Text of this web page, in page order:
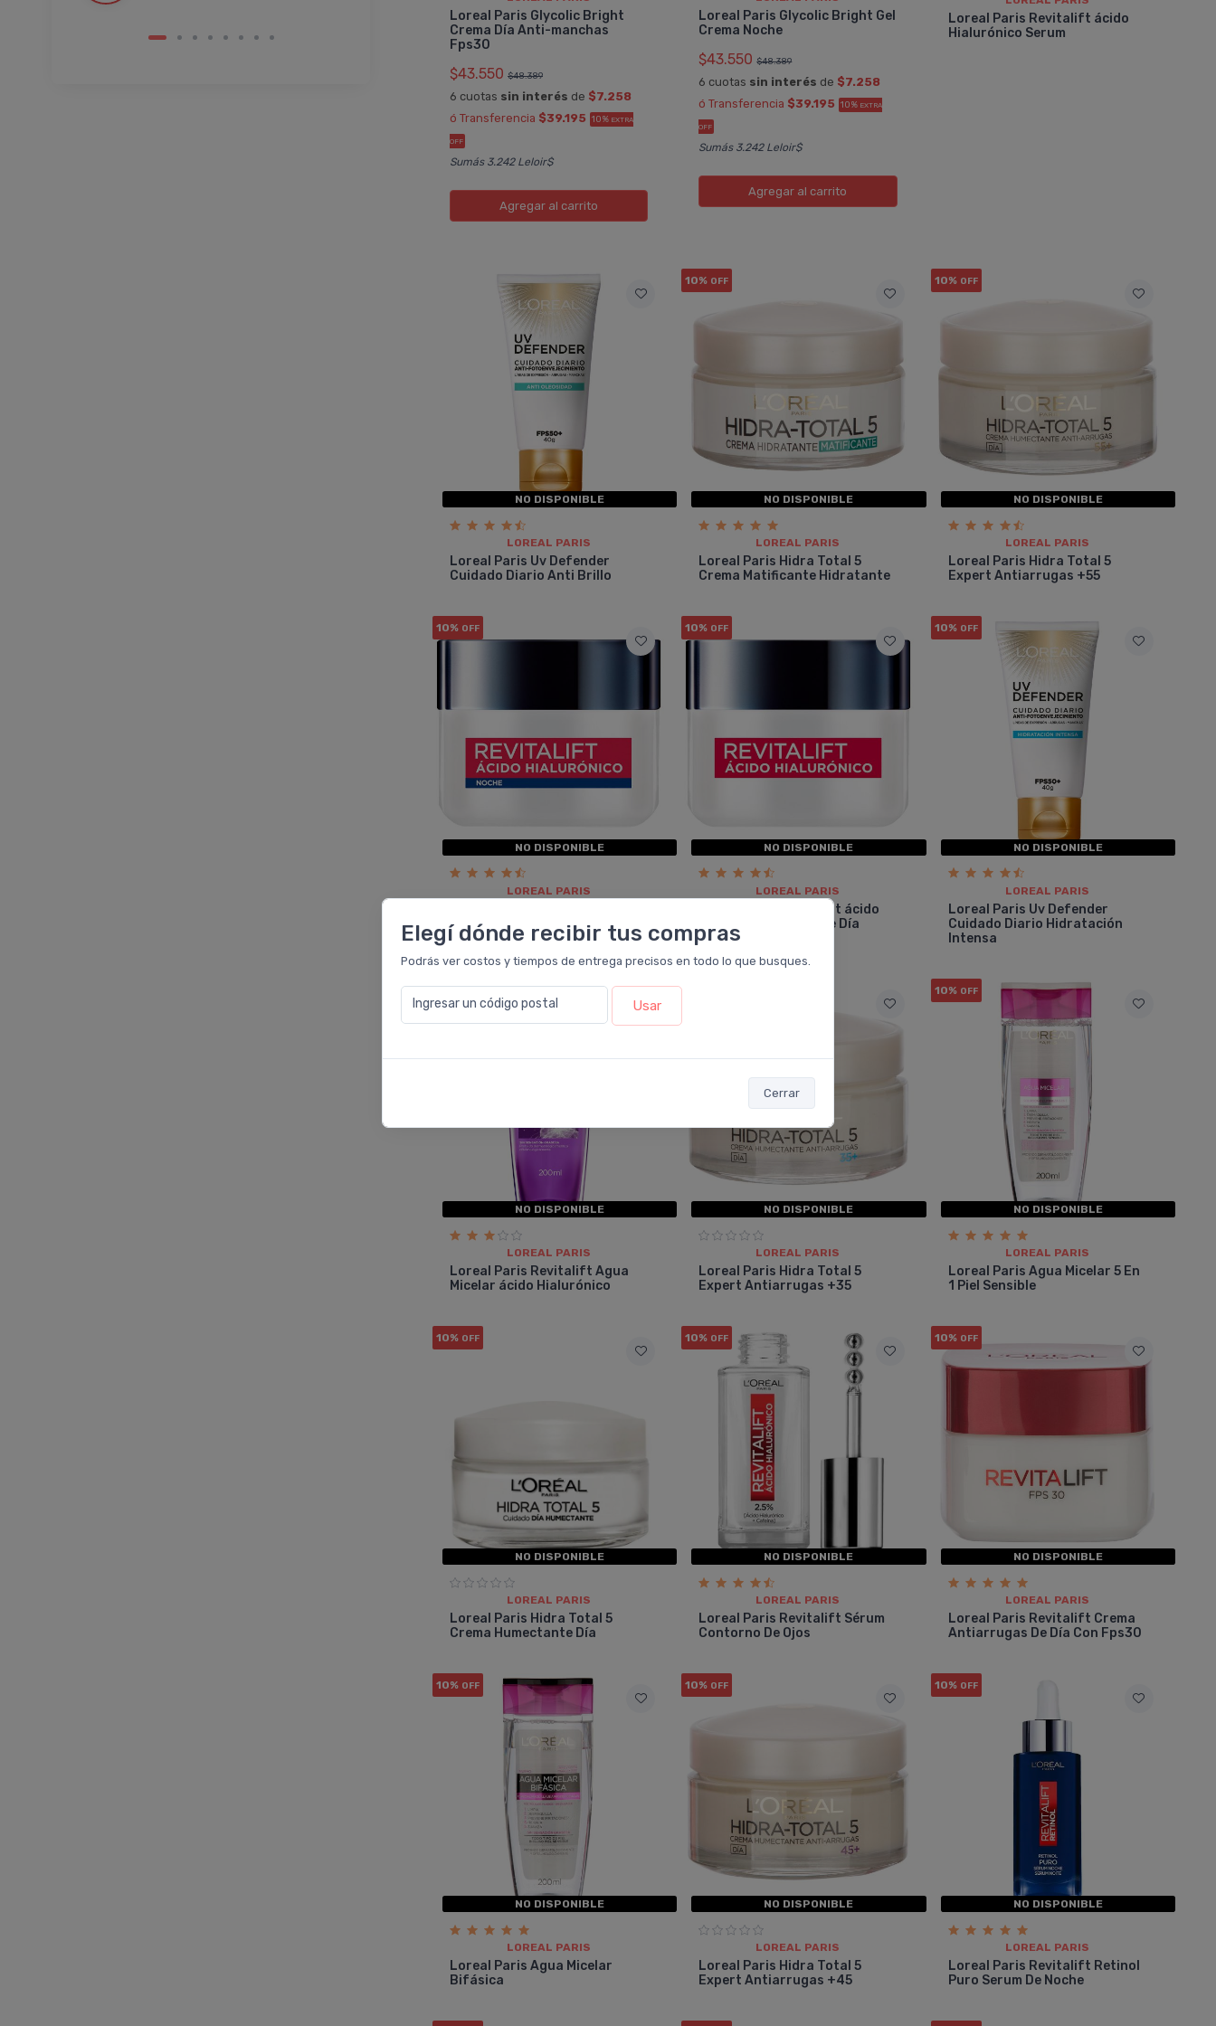
Elegí dónde recibir tus compras
Podrás ver costos y tiempos de entrega precisos en todo lo que busques.
Ingresar un código postal Usar
Cerrar
Loreal Paris Glycolic Bright
Crema Día Anti-manchas
Fps30
$43.550 $48.389
6 cuotas sin interés de $7.258
ó Transferencia $39.195 10% EXTRA
OFF
Sumás 3.242 Leloir$
Agregar al carrito
Loreal Paris Glycolic Bright Gel
Crema Noche
$43.550 $48.389
6 cuotas sin interés de $7.258
ó Transferencia $39.195 10% EXTRA
OFF
Sumás 3.242 Leloir$
Agregar al carrito
Loreal Paris Revitalift ácido
Hialurónico Serum
NO DISPONIBLE
LOREAL PARIS
Loreal Paris Uv Defender
Cuidado Diario Anti Brillo
10% OFF
NO DISPONIBLE
LOREAL PARIS
Loreal Paris Hidra Total 5
Crema Matificante Hidratante
10% OFF
NO DISPONIBLE
LOREAL PARIS
Loreal Paris Hidra Total 5
Expert Antiarrugas +55
10% OFF
NO DISPONIBLE
LOREAL PARIS
Hialurónico Crema De Noche
10% OFF
NO DISPONIBLE
LOREAL PARIS
Loreal Paris Revitalift ácido
Hialurónico Crema De Día
10% OFF
NO DISPONIBLE
LOREAL PARIS
Loreal Paris Uv Defender
Cuidado Diario Hidratación
Intensa
10%
NO DISPONIBLE
LOREAL PARIS
Loreal Paris Revitalift Agua
Micelar ácido Hialurónico
NO DISPONIBLE
LOREAL PARIS
Loreal Paris Hidra Total 5
Expert Antiarrugas +35
10% OFF
NO DISPONIBLE
LOREAL PARIS
Loreal Paris Agua Micelar 5 En
1 Piel Sensible
10% OFF
NO DISPONIBLE
LOREAL PARIS
Loreal Paris Hidra Total 5
Crema Humectante Día
10% OFF
NO DISPONIBLE
LOREAL PARIS
Loreal Paris Revitalift Sérum
Contorno De Ojos
10% OFF
NO DISPONIBLE
LOREAL PARIS
Loreal Paris Revitalift Crema
Antiarrugas De Día Con Fps30
10% OFF
NO DISPONIBLE
LOREAL PARIS
Loreal Paris Agua Micelar
Bifásica
10% OFF
NO DISPONIBLE
LOREAL PARIS
Loreal Paris Hidra Total 5
Expert Antiarrugas +45
10% OFF
NO DISPONIBLE
LOREAL PARIS
Loreal Paris Revitalift Retinol
Puro Serum De Noche